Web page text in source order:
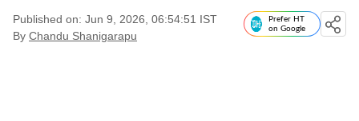
Published on: Jun 9, 2026, 06:54:51 IST
By Chandu Shanigarapu
Prefer HT
on Google